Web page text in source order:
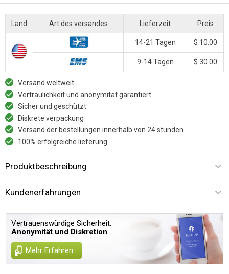
Land Art des versandes Lieferzeit Preis
14-21 Tagen $ 10.00
9-14 Tagen $ 30.00
Versand weltweit
Vertraulichkeit und anonymität garantiert
Sicher und geschützt
Diskrete verpackung
Versand der bestellungen innerhalb von 24 stunden
100% erfolgreiche lieferung
Produktbeschreibung
Kundenerfahrungen
Vertrauenswürdige Sicherheit.
Anonymität und Diskretion
Mehr Erfahren